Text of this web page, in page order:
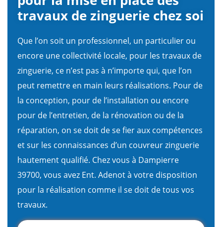
travaux de zinguerie chez soi
Que l’on soit un professionnel, un particulier ou
encore une collectivité locale, pour les travaux de
zinguerie, ce n’est pas à n’importe qui, que l’on
peut remettre en main leurs réalisations. Pour de
la conception, pour de l’installation ou encore
pour de l’entretien, de la rénovation ou de la
réparation, on se doit de se fier aux compétences
et sur les connaissances d’un couvreur zinguerie
hautement qualifié. Chez vous à Dampierre
39700, vous avez Ent. Adenot à votre disposition
pour la réalisation comme il se doit de tous vos
travaux.